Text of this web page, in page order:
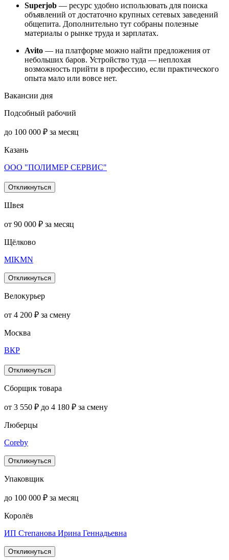
Superjob — ресурс удобно использовать для поиска
объявлений от достаточно крупных сетевых заведений
общепита. Дополнительно тут собраны полезные
материалы о рынке труда и зарплатах.
Avito — на платформе можно найти предложения от
небольших баров. Устройство туда — неплохая
возможность прийти в профессию, если практического
опыта мало или вовсе нет.
Вакансии дня
Подсобный рабочий
до 100 000 ₽ за месяц
Казань
ООО "ПОЛИМЕР СЕРВИС"
Откликнуться
Швея
от 90 000 ₽ за месяц
Щёлково
MIKMN
Откликнуться
Велокурьер
от 4 200 ₽ за смену
Москва
ВКР
Откликнуться
Сборщик товара
от 3 550 ₽ до 4 180 ₽ за смену
Люберцы
Coreby
Откликнуться
Упаковщик
до 100 000 ₽ за месяц
Королёв
ИП Степанова Ирина Геннадьевна
Откликнуться